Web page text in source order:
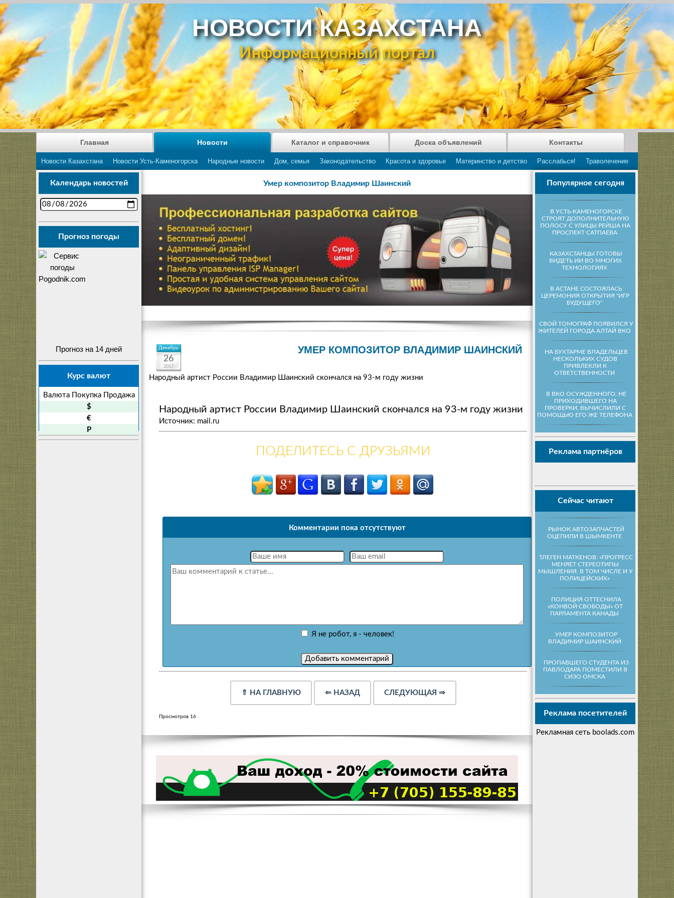
НОВОСТИ КАЗАХСТАНА
Информационный портал
Главная Новости
Новости Казахстана Новости Усть-Каменогорска Народные новости Дом, семья Законодательство Красота и здоровье Материнство и детство Расслабься! Траволечение
Каталог и справочник Доска объявлений Контакты
Популярное сегодня
В УСТЬ-КАМЕНОГОРСКЕ
СТРОЯТ ДОПОЛНИТЕЛЬНУЮ
ПОЛОСУ С УЛИЦЫ РЕЙША НА
ПРОСПЕКТ САТПАЕВА
КАЗАХСТАНЦЫ ГОТОВЫ
ВИДЕТЬ ИИ ВО МНОГИХ
ТЕХНОЛОГИЯХ
В АСТАНЕ СОСТОЯЛАСЬ
ЦЕРЕМОНИЯ ОТКРЫТИЯ "ИГР
БУДУЩЕГО"
СВОЙ ТОМОГРАФ ПОЯВИЛСЯ У
ЖИТЕЛЕЙ ГОРОДА АЛТАЙ ВКО
НА БУХТАРМЕ ВЛАДЕЛЬЦЕВ
НЕСКОЛЬКИХ СУДОВ
ПРИВЛЕКЛИ К
ОТВЕТСТВЕННОСТИ
В ВКО ОСУЖДЕННОГО, НЕ
ПРИХОДИВШЕГО НА
ПРОВЕРКИ, ВЫЧИСЛИЛИ С
ПОМОЩЬЮ ЕГО ЖЕ ТЕЛЕФОНА
Реклама партнёров
Сейчас читают
РЫНОК АВТОЗАПЧАСТЕЙ
ОЦЕПИЛИ В ШЫМКЕНТЕ
ТЛЕГЕН МАТКЕНОВ: «ПРОГРЕСС
МЕНЯЕТ СТЕРЕОТИПЫ
МЫШЛЕНИЯ, В ТОМ ЧИСЛЕ И У
ПОЛИЦЕЙСКИХ»
ПОЛИЦИЯ ОТТЕСНИЛА
«КОНВОЙ СВОБОДЫ» ОТ
ПАРЛАМЕНТА КАНАДЫ
УМЕР КОМПОЗИТОР
ВЛАДИМИР ШАИНСКИЙ
ПРОПАВШЕГО СТУДЕНТА ИЗ
ПАВЛОДАРА ПОМЕСТИЛИ В
СИЗО ОМСКА
Реклама посетителей
Рекламная сеть boolads.com
Календарь новостей
Прогноз погоды
Прогноз на 14 дней
Курс валют
Валюта Покупка
Продажа
$
€
P
Умер композитор Владимир Шаинский
Декабрь
26
2017
УМЕР КОМПОЗИТОР ВЛАДИМИР ШАИНСКИЙ
Народный артист России Владимир Шаинский скончался на 93-м году жизни
Народный артист России Владимир Шаинский скончался на 93-м году жизни
Источник: mail.ru
ПОДЕЛИТЕСЬ С ДРУЗЬЯМИ
Комментарии пока отсутствуют
Я не робот, я - человек!
⇑ НА ГЛАВНУЮ ⇐ НАЗАД СЛЕДУЮЩАЯ ⇒
Просмотров 16